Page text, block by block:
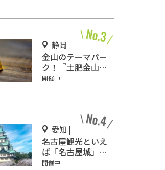
静岡
金山のテーマパー
ク！『土肥金山』
で砂金採り体験や
開催中
愛知 |
名古屋観光といえ
ば「名古屋城」！
2匹の金鯱を見に
開催中